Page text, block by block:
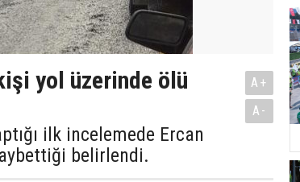
yol üzerinde ölü
ilk incelemede Ercan
belirlendi.
A+
A-